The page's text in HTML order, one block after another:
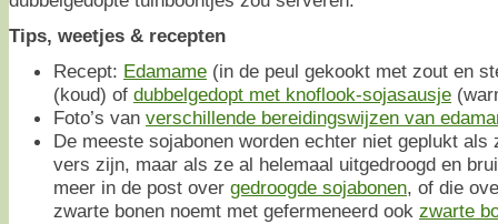
Tips, weetjes & recepten
Recept: Edamame (in de peul gekookt met zout en
(koud) of dubbelgedopt met knoflook-sojasausje
Foto’s van verschillende bereidingswijzen van
De meeste sojabonen worden echter niet geplukt als
vers zijn, maar als ze al helemaal uitgedroogd en
meer in de post over gedroogde sojabonen, of die
zwarte bonen noemt met gefermeneerd ook zwarte